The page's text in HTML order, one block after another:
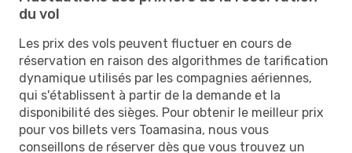
du vol
Les prix des vols peuvent fluctuer en cours de
réservation en raison des algorithmes de tarification
dynamique utilisés par les compagnies aériennes,
qui s'établissent à partir de la demande et la
disponibilité des sièges. Pour obtenir le meilleur prix
pour vos billets vers Toamasina, nous vous
conseillons de réserver dès que vous trouvez un